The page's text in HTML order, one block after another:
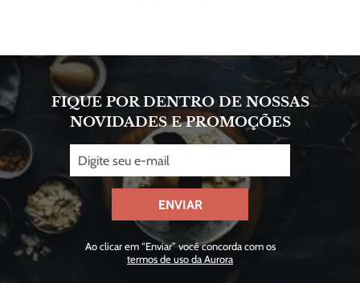
FIQUE POR DENTRO DE NOSSAS
NOVIDADES E PROMOÇÕES
ENVIAR
Ao clicar em “Enviar” você concorda com os
termos de uso da Aurora